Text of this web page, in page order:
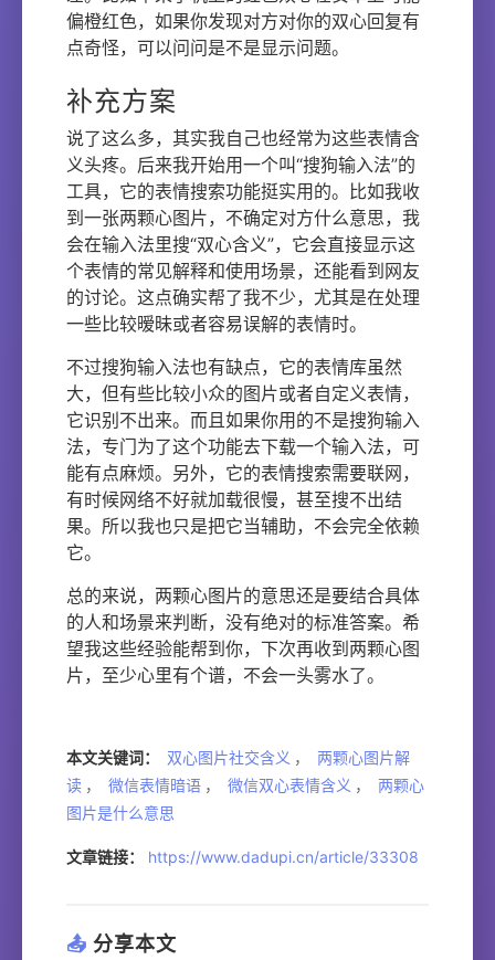
偏橙红色，如果你发现对方对你的双心回复有
点奇怪，可以问问是不是显示问题。
补充方案
说了这么多，其实我自己也经常为这些表情含
义头疼。后来我开始用一个叫“搜狗输入法”的
工具，它的表情搜索功能挺实用的。比如我收
到一张两颗心图片，不确定对方什么意思，我
会在输入法里搜“双心含义”，它会直接显示这
个表情的常见解释和使用场景，还能看到网友
的讨论。这点确实帮了我不少，尤其是在处理
一些比较暧昧或者容易误解的表情时。
不过搜狗输入法也有缺点，它的表情库虽然
大，但有些比较小众的图片或者自定义表情，
它识别不出来。而且如果你用的不是搜狗输入
法，专门为了这个功能去下载一个输入法，可
能有点麻烦。另外，它的表情搜索需要联网，
有时候网络不好就加载很慢，甚至搜不出结
果。所以我也只是把它当辅助，不会完全依赖
它。
总的来说，两颗心图片的意思还是要结合具体
的人和场景来判断，没有绝对的标准答案。希
望我这些经验能帮到你，下次再收到两颗心图
片，至少心里有个谱，不会一头雾水了。
本文关键词： 双心图片社交含义 ，
两颗心图片解
读 ， 微信表情暗语 ， 微信双心表情含义 ，
两颗心
图片是什么意思
文章链接： https://www.dadupi.cn/article/33308
📤 分享本文